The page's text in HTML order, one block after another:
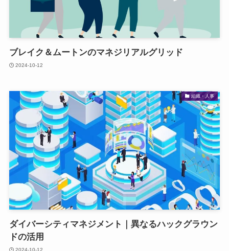
ブレイク＆ムートンのマネジリアルグリッド
2024-10-12
組織・人事
ダイバーシティマネジメント｜異なるハックグラウン
ドの活用
2024-10-12